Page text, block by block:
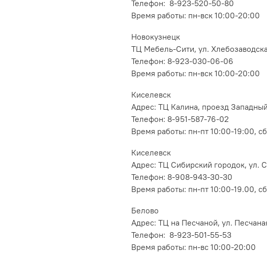
Телефон: 8-923-520-50-80
Время работы: пн-вск 10:00-20:00
Новокузнецк
ТЦ Мебель-Сити, ул.
Телефон: 8-923-030-06-06
Время работы: пн-вск 10:00-20:00
Киселевск
Адрес: ТЦ Калина, проезд
Телефон: 8-951-587-76-02
Время работы: пн-пт 10:00-19:00,
Киселевск
Адрес: ТЦ Сибирский городок, ул.
Телефон: 8-908-943-30-30
Время работы: пн-пт 10:00-19.00,
Белово
Адрес: ТЦ на Песчаной, ул.
Телефон: 8-923-501-55-53
Время работы: пн-вс 10:00-20:00